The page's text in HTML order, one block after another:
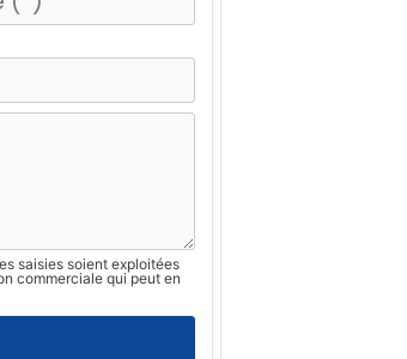
saisies soient exploitées
commerciale qui peut en